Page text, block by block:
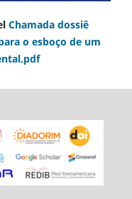
Chamada dossiê
o esboço de um